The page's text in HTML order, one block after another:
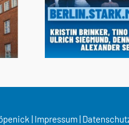
| Impressum|